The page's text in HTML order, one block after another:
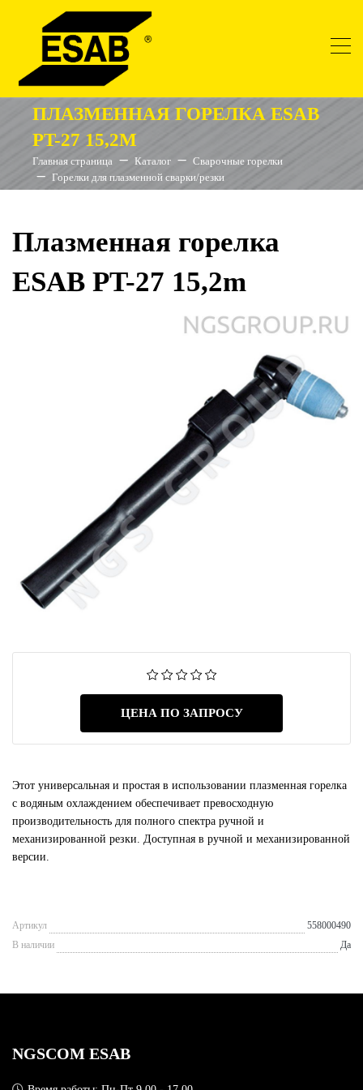
ПЛАЗМЕННАЯ ГОРЕЛКА ESAB
PT-27 15,2M
Главная страница Каталог
Сварочные горелки
Горелки для плазменной сварки/резки
Плазменная горелка
ESAB PT-27 15,2m
ЦЕНА ПО ЗАПРОСУ
Этот универсальная и простая в использовании плазменная горелка
с водяным охлаждением обеспечивает превосходную
производительность для полного спектра ручной и
механизированной резки. Доступная в ручной и механизированной
версии.
Артикул
558000490
В наличии
Да
NGSCOM ESAB